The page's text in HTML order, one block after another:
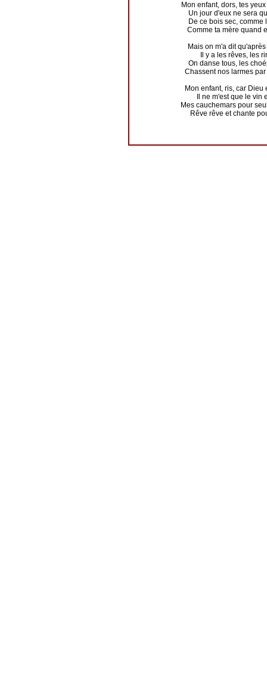
Mon enfant, dors, tes
Un jour d'eux ne sera
De ce bois sec, comme
Comme ta mère quand
Mais on m'a dit
Il y a les rêves, les
On danse tous, les
Chassent nos larmes
Mon enfant, ris, car Dieu
Il ne m'est que le vin
Mes cauchemars pour
Rêve rêve et chante